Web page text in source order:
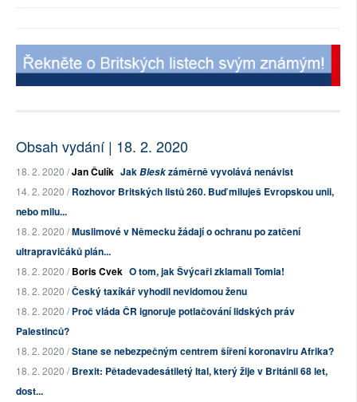
Obsah vydání | 18. 2. 2020
18. 2. 2020 /Jan Čulík JakBleskzáměrně vyvolává nenávist
14. 2. 2020 /Rozhovor Britských listů 260. Buď miluješ Evropskou unii,
nebo milu...
18. 2. 2020 /Muslimové v Německu žádají o ochranu po zatčení
ultrapravičáků plán...
18. 2. 2020 /Boris Cvek O tom, jak Švýcaři zklamali Tomia!
18. 2. 2020 /Český taxíkář vyhodil nevidomou ženu
18. 2. 2020 /Proč vláda ČR ignoruje potlačování lidských práv
Palestinců?
18. 2. 2020 /Stane se nebezpečným centrem šíření koronaviru Afrika?
18. 2. 2020 /Brexit: Pětadevadesátiletý Ital, který žije v Británii 68 let,
dost...